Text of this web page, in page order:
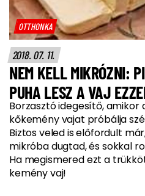
OTTHONKA
2018. 07. 11.
NEM KELL MIKRÓZNI:
PUHA LESZ A VAJ
Borzasztó idegesítő, amikor
kőkemény vajat próbálja
Biztos veled is előfordult
mikróba dugtad, és sokkal
Ha megismered ezt a
kemény vaj!